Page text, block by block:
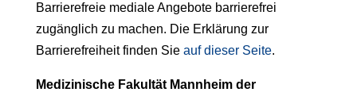
Barrierefreie mediale Angebote barrierefrei
zugänglich zu machen. Die Erklärung zur
Barrierefreiheit finden Sie auf dieser Seite.
Medizinische Fakultät Mannheim der